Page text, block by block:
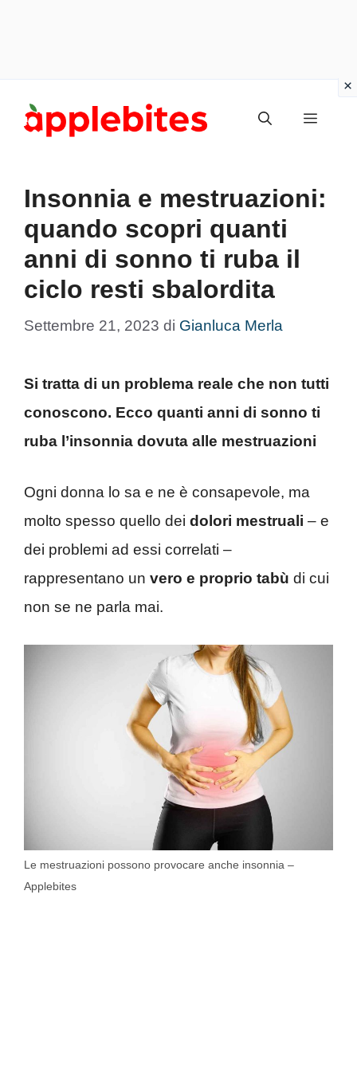
Menu
Insonnia e mestruazioni:
quando scopri quanti
anni di sonno ti ruba il
ciclo resti sbalordita
Settembre 21, 2023 di Gianluca Merla
Si tratta di un problema reale che non tutti
conoscono. Ecco quanti anni di sonno ti
ruba l’insonnia dovuta alle mestruazioni
Ogni donna lo sa e ne è consapevole, ma
molto spesso quello dei dolori mestruali – e
dei problemi ad essi correlati –
rappresentano un vero e proprio tabù di cui
non se ne parla mai.
Le mestruazioni possono provocare anche insonnia –
Applebites